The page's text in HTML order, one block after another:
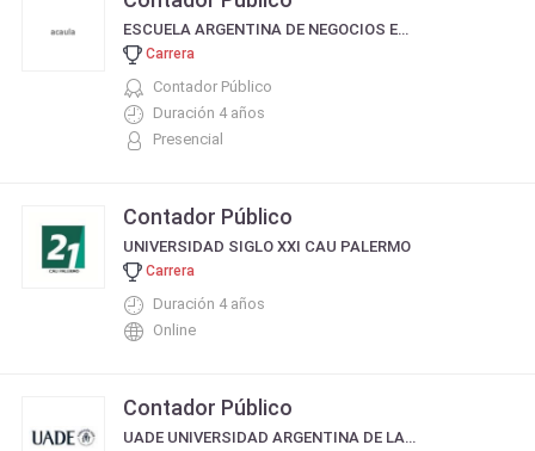
ESCUELA ARGENTINA DE NEGOCIOS EAN
Carrera
Contador Público
Duración 4 años
Presencial
Contador Público
UNIVERSIDAD SIGLO XXI CAU PALERMO
Carrera
Duración 4 años
Online
Contador Público
UADE UNIVERSIDAD ARGENTINA DE LA EMPRESA